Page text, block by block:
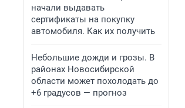
начали выдавать
сертификаты на покупку
автомобиля. Как их получить
Небольшие дожди и грозы. В
районах Новосибирской
области может похолодать до
+6 градусов — прогноз